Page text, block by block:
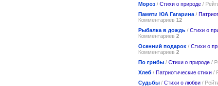
Мороз / Стихи о природе /
Памяти ЮА Гагарина /
Комментариев 12
Рыбалка в дождь / Стихи о
Комментариев 2
Осенний подарок / Стихи о
Комментариев 2
По грибы / Стихи о природе /
Хлеб / Патриотические стихи /
Судьбы / Стихи о любви /